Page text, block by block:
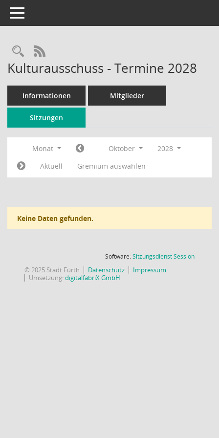
Toggle navigation
Rechercheauswahl
RSS-Feed
Kulturausschuss - Termine 2028
Informationen Mitglieder
Sitzungen
Monat Oktober
2028
Aktuell
Gremium auswählen
Keine Daten gefunden.
Software:SitzungsdienstSession(Wird in
© 2025 Stadt Fürth Datenschutz
Impressum
Umsetzung:digitalfabriX GmbH